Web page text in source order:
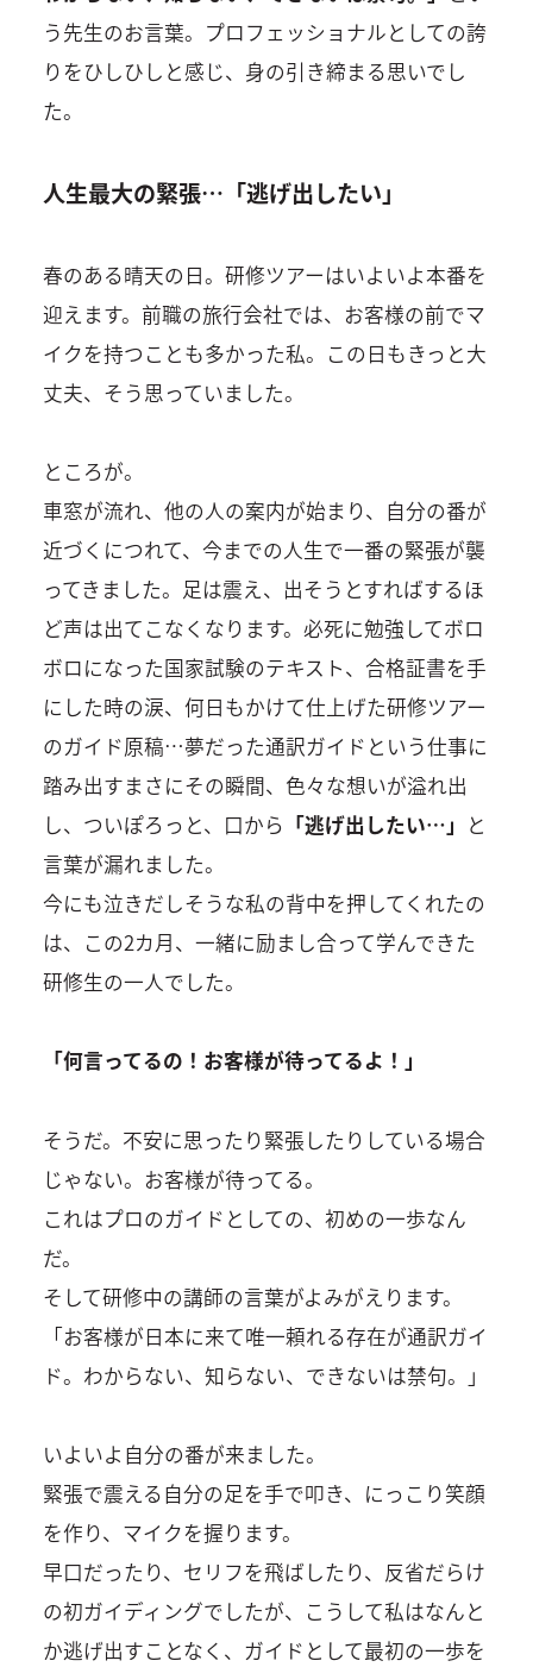
う先生のお言葉。プロフェッショナルとしての誇
りをひしひしと感じ、身の引き締まる思いでし
た。
人生最大の緊張…「逃げ出したい」
春のある晴天の日。研修ツアーはいよいよ本番を
迎えます。前職の旅行会社では、お客様の前でマ
イクを持つことも多かった私。この日もきっと大
丈夫、そう思っていました。
ところが。
車窓が流れ、他の人の案内が始まり、自分の番が
近づくにつれて、今までの人生で一番の緊張が襲
ってきました。足は震え、出そうとすればするほ
ど声は出てこなくなります。必死に勉強してボロ
ボロになった国家試験のテキスト、合格証書を手
にした時の涙、何日もかけて仕上げた研修ツアー
のガイド原稿…夢だった通訳ガイドという仕事に
踏み出すまさにその瞬間、色々な想いが溢れ出
し、ついぽろっと、口から 「逃げ出したい…」 と
言葉が漏れました。
今にも泣きだしそうな私の背中を押してくれたの
は、この2カ月、一緒に励まし合って学んできた
研修生の一人でした。
「何言ってるの！お客様が待ってるよ！」
そうだ。不安に思ったり緊張したりしている場合
じゃない。お客様が待ってる。
これはプロのガイドとしての、初めの一歩なん
だ。
そして研修中の講師の言葉がよみがえります。
「お客様が日本に来て唯一頼れる存在が通訳ガイ
ド。わからない、知らない、できないは禁句。」
いよいよ自分の番が来ました。
緊張で震える自分の足を手で叩き、にっこり笑顔
を作り、マイクを握ります。
早口だったり、セリフを飛ばしたり、反省だらけ
の初ガイディングでしたが、こうして私はなんと
か逃げ出すことなく、ガイドとして最初の一歩を